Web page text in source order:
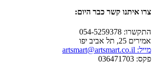
צרו איתנו קשר כבר היום:
התקשרו: 054-5259378
אמירים 25, תל אביב יפו
מייל: artsmart@artsmart.co.il
פקס: 036471703